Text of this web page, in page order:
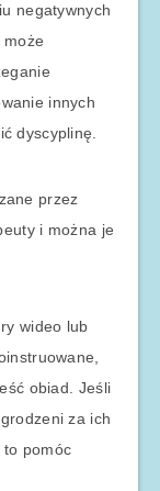
negatywnych
innych
dyscyplinę.
przez
i można je
wideo lub
obiad. Jeśli
za ich
to pomóc